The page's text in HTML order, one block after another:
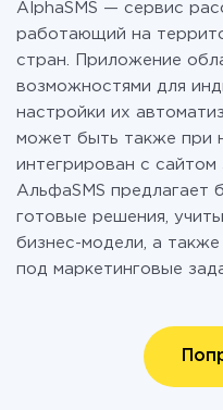
AlphaSMS — сервис
работающий на
стран. Приложение
возможностями для
настройки их
может быть также при
интегрирован с сайтом
АльфаSMS предлагает
готовые решения,
бизнес-модели, а
под маркетинговые